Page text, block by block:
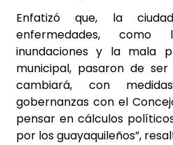
Enfatizó que, la
enfermedades, como
inundaciones y la mala
municipal, pasaron de
cambiará, con
gobernanzas con el
pensar en cálculos
por los guayaquileños”,